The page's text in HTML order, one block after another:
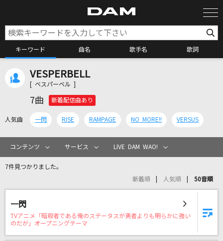
キーワード 曲名 歌手名 歌詞
カラオケ検索
カラオケリクエスト
はじめてのチュウ
あんしんパパ
VESPERBELL
[ ベスパーベル ]
7曲 新着配信曲あり
人気曲 一閃 RISE RAMPAGE NO MORE!! VERSUS
コンテンツ サービス LIVE DAM WAO!
7件見つかりました。
新着順 人気順 50音順
一閃
TVアニメ「暗殺者である俺のステータスが勇者よりも明らかに強い
のだが」オープニングテーマ